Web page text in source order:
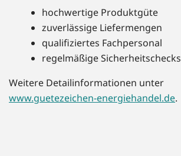
hochwertige Produktgüte
zuverlässige Liefermengen
qualifiziertes Fachpersonal
regelmäßige Sicherheitschecks
Weitere Detailinformationen unter
www.guetezeichen-energiehandel.de.